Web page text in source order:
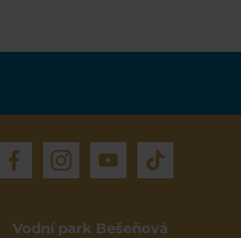
Vodní park Bešeňová